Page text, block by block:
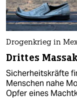
Drogenkrieg in
Drittes
Sicherheitskräfte
Menschen nahe
Opfer eines